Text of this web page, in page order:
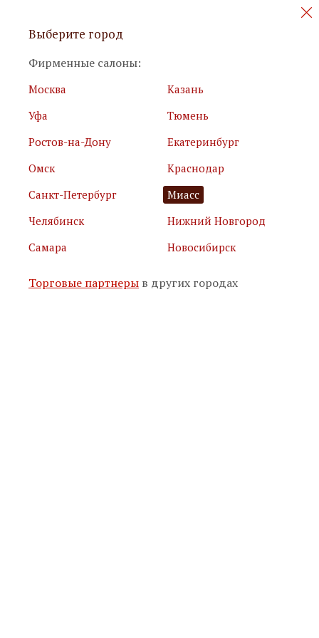
Персональные акции и новинки
Я принимаю
условия использования сайта
Я соглашаюсь сполитикой обработки персональных
Подписаться
Выберите город
Фирменные салоны:
Москва
Казань
Уфа
Тюмень
Ростов-на-Дону
Екатеринбург
Омск
Краснодар
Санкт-Петербург
Миасс
Челябинск
Нижний Новгород
Самара
Новосибирск
Торговые партнеры в других городах